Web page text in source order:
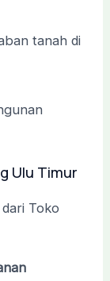
tanah di
Ulu Timur
Toko